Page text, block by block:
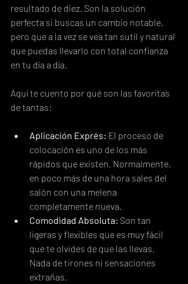
resultado de diez. Son la solución
perfecta si buscas un cambio notable,
pero que a la vez se vea tan sutil y natural
que puedas llevarlo con total confianza
en tu día a día.
Aquí te cuento por qué son las favoritas
de tantas:
Aplicación Exprés: El proceso de
colocación es uno de los más
rápidos que existen. Normalmente,
en poco más de una hora sales del
salón con una melena
completamente nueva.
Comodidad Absoluta: Son tan
ligeras y flexibles que es muy fácil
que te olvides de que las llevas.
Nada de tirones ni sensaciones
extrañas.